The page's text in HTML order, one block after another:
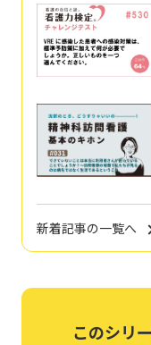
新着記事の一覧へ
このシリ